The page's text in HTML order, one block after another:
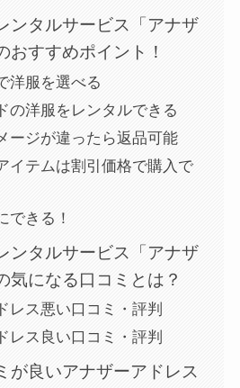
ンタルサービス「アナザ
おすすめポイント！
洋服を選べる
の洋服をレンタルできる
ージが違ったら返品可能
イテムは割引価格で購入で
できる！
ンタルサービス「アナザ
気になる口コミとは？
レス悪い口コミ・評判
レス良い口コミ・評判
が良いアナザーアドレス